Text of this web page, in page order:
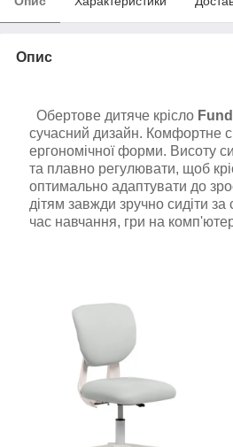
Опис
Обертове дитяче крісло
сучасний дизайн. Комфортне
ергономічної форми. Висоту
та плавно регулювати, щоб
оптимально адаптувати до
дітям завжди зручно сидіти
час навчання, гри на